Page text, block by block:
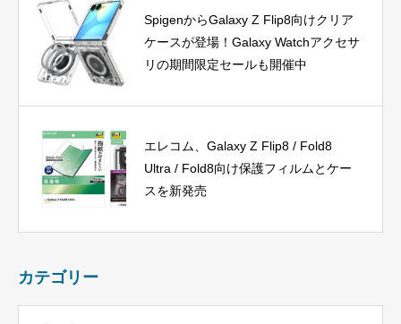
SpigenからGalaxy Z Flip8向けクリア
ケースが登場！Galaxy Watchアクセサ
リの期間限定セールも開催中
エレコム、Galaxy Z Flip8 / Fold8
Ultra / Fold8向け保護フィルムとケー
スを新発売
カテゴリー